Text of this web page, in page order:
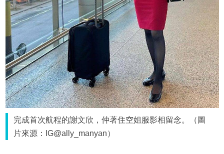
完成首次航程的謝文欣，仲著住空姐服影相留念。（圖
片來源：IG@ally_manyan）